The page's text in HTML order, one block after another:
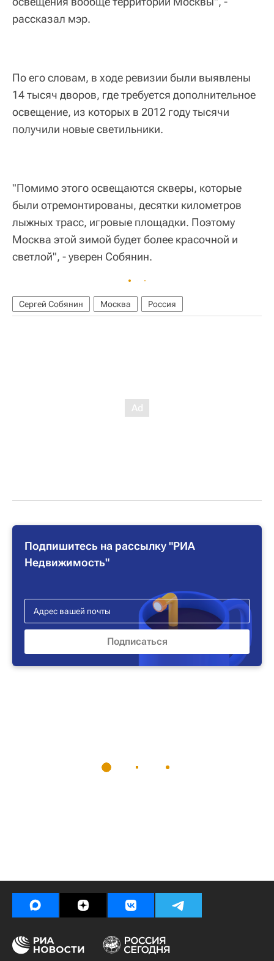
рассказал мэр.
По его словам, в ходе ревизии были выявлены
14 тысяч дворов, где требуется дополнительное
освещение, из которых в 2012 году тысячи
получили новые светильники.
"Помимо этого освещаются скверы, которые
были отремонтированы, десятки километров
лыжных трасс, игровые площадки. Поэтому
Москва этой зимой будет более красочной и
светлой", - уверен Собянин.
Сергей Собянин Москва Россия
Подпишитесь на рассылку "РИА
Недвижимость"